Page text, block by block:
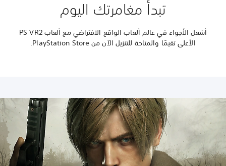
تبدأ مغامرتك اليوم
أشعل الأجواء في عالم ألعاب الواقع الافتراضي مع ألعاب PS VR2
الأعلى تقيمًا والمتاحة للتنزيل الآن من PlayStation Store.